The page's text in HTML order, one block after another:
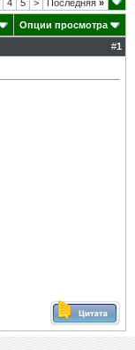
4 5 > Последняя »
Опции просмотра
#1